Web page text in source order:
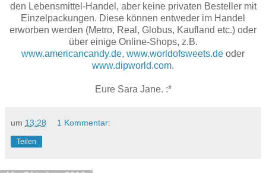
den Lebensmittel-Handel, aber keine privaten Besteller mit
Einzelpackungen. Diese können entweder im Handel
erworben werden (Metro, Real, Globus, Kaufland etc.) oder
über einige Online-Shops, z.B.
www.americancandy.de, www.worldofsweets.de oder
www.dipworld.com.
Eure Sara Jane. :*
um 13:28 1 Kommentar:
Teilen